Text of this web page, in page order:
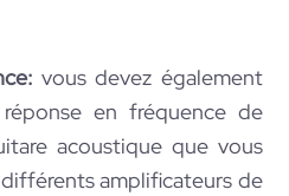
vous devez également
en fréquence de
acoustique que vous
amplificateurs de